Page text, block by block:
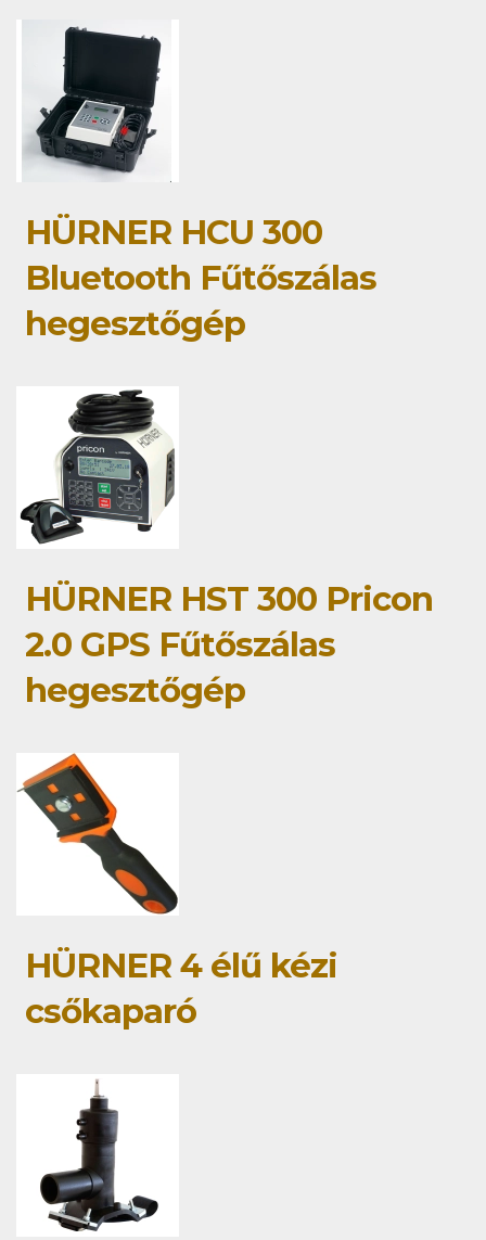
HÜRNER HCU 300
Bluetooth Fűtőszálas
hegesztőgép
HÜRNER HST 300 Pricon
2.0 GPS Fűtőszálas
hegesztőgép
HÜRNER 4 élű kézi
csőkaparó